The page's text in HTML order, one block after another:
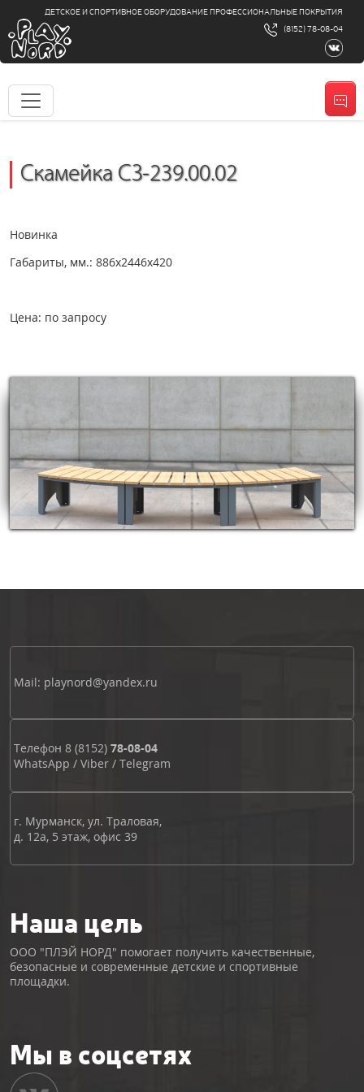
ДЕТСКОЕ И СПОРТИВНОЕ ОБОРУДОВАНИЕ ПРОФЕССИОНАЛЬНЫЕ ПОКРЫТИЯ
(8152) 78-08-04
Скамейка СЗ-239.00.02
Новинка
Габариты, мм.: 886х2446х420
Цена: по запросу
Mail: playnord@yandex.ru
Телефон 8 (8152) 78-08-04
WhatsApp / Viber / Telegram
г. Мурманск, ул. Траловая,
д. 12а, 5 этаж, офис 39
Наша цель
ООО "ПЛЭЙ НОРД" помогает получить качественные,
безопасные и современные детские и спортивные
площадки.
Мы в соцсетях